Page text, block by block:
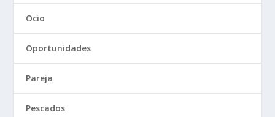
Ocio
Oportunidades
Pareja
Pescados